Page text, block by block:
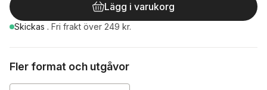
Lägg i varukorg
Skickas . Fri frakt över 249 kr.
Fler format och utgåvor